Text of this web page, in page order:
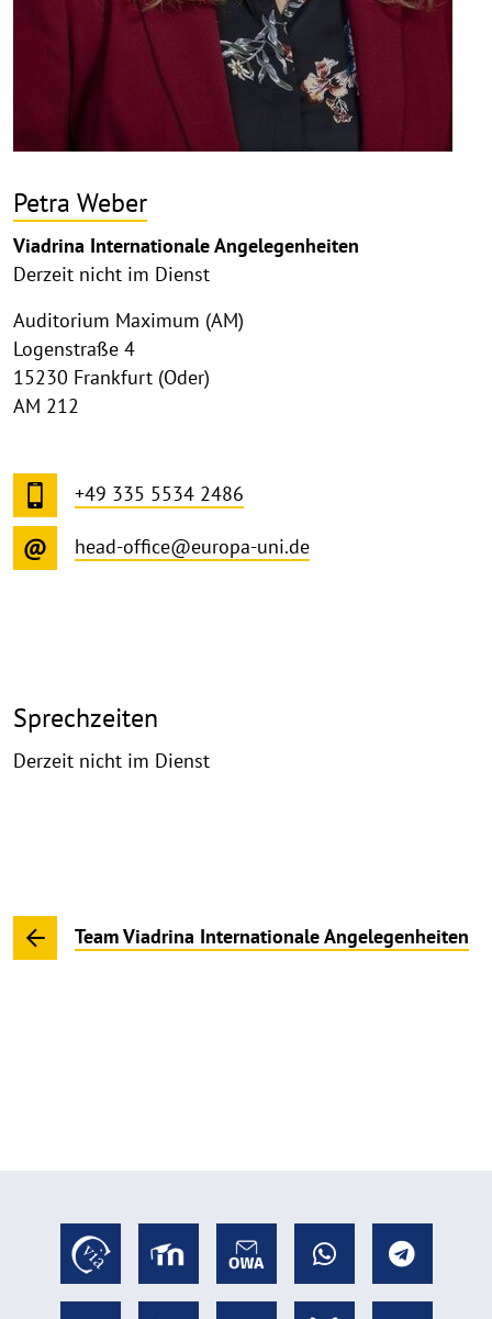
Petra Weber
Viadrina Internationale Angelegenheiten
Derzeit nicht im Dienst
Auditorium Maximum (AM)
Logenstraße 4
15230 Frankfurt (Oder)
AM 212
+49 335 5534 2486
head-office@europa-uni.de
Sprechzeiten
Derzeit nicht im Dienst
Team Viadrina Internationale Angelegenheiten